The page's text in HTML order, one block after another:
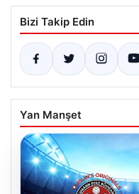
Bizi Takip Edin
Yan Manşet